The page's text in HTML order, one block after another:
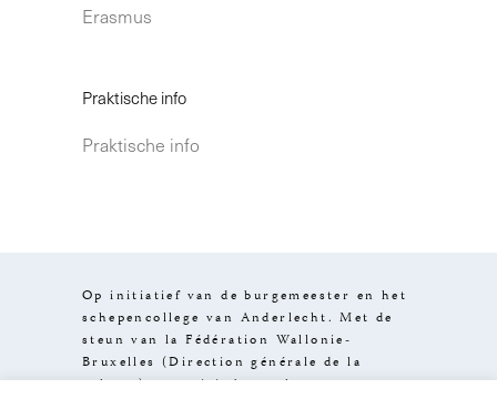
Erasmus
Praktische info
Praktische info
Op initiatief van de burgemeester en het
schepencollege van Anderlecht. Met de
steun van la Fédération Wallonie-
Bruxelles (Direction générale de la
culture), van visit.brussels en van